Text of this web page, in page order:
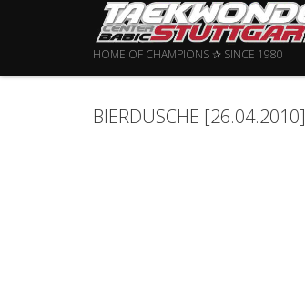
HOME OF CHAMPIONS ✰ SINCE 1980
BIERDUSCHE [26.04.2010]